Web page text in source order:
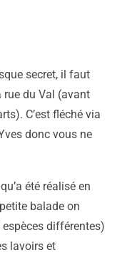
secret, il faut
rue du Val (avant
C’est fléché via
donc vous ne
été réalisé en
balade on
différentes)
lavoirs et